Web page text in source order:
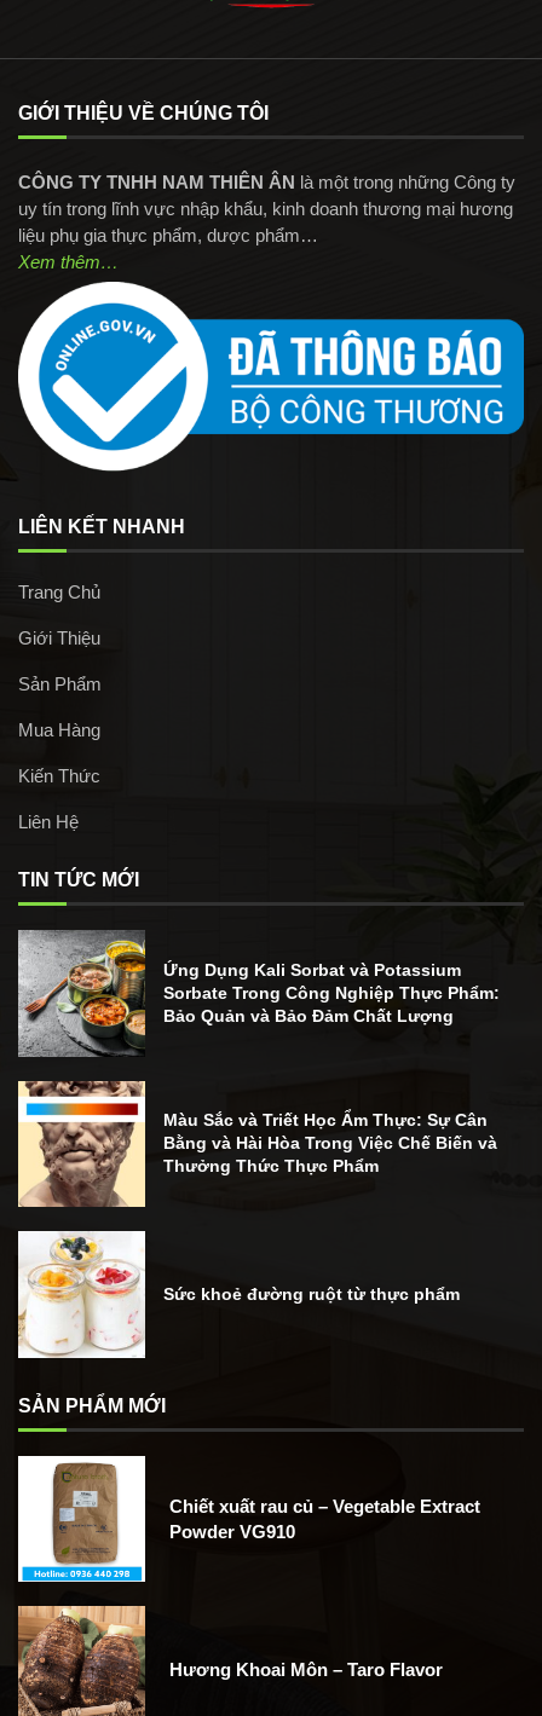
GIỚI THIỆU VỀ CHÚNG TÔI
CÔNG TY TNHH NAM THIÊN ÂN là một trong những Công ty
uy tín trong lĩnh vực nhập khẩu, kinh doanh thương mại hương
liệu phụ gia thực phẩm, dược phẩm…
Xem thêm…
LIÊN KẾT NHANH
Trang Chủ
Giới Thiệu
Sản Phẩm
Mua Hàng
Kiến Thức
Liên Hệ
TIN TỨC MỚI
Ứng Dụng Kali Sorbat và Potassium
Sorbate Trong Công Nghiệp Thực Phẩm:
Bảo Quản và Bảo Đảm Chất Lượng
Màu Sắc và Triết Học Ẩm Thực: Sự Cân
Bằng và Hài Hòa Trong Việc Chế Biến và
Thưởng Thức Thực Phẩm
Sức khoẻ đường ruột từ thực phẩm
SẢN PHẨM MỚI
Chiết xuất rau củ – Vegetable Extract
Powder VG910
Hương Khoai Môn – Taro Flavor